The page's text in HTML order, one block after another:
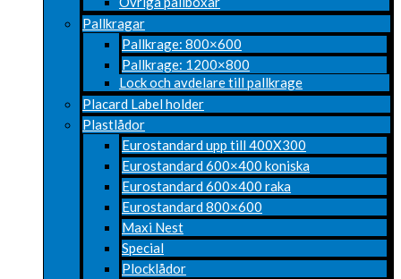
Pallkragar
Pallkrage: 800×600
Pallkrage: 1200×800
Lock och avdelare till pallkrage
Placard Label holder
Plastlådor
Eurostandard upp till 400X300
Eurostandard 600×400 koniska
Eurostandard 600×400 raka
Eurostandard 800×600
Maxi Nest
Special
Plocklådor